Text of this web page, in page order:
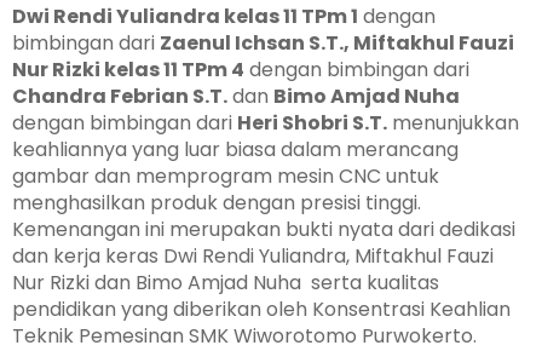
Dwi Rendi Yuliandra kelas 11 TPm 1 dengan
bimbingan dari Zaenul Ichsan S.T., Miftakhul Fauzi
Nur Rizki kelas 11 TPm 4 dengan bimbingan dari
Chandra Febrian S.T.dan Bimo Amjad Nuha
dengan bimbingan dari Heri Shobri S.T. menunjukkan
keahliannya yang luar biasa dalam merancang
gambar dan memprogram mesin CNC untuk
menghasilkan produk dengan presisi tinggi.
Kemenangan ini merupakan bukti nyata dari dedikasi
dan kerja keras Dwi Rendi Yuliandra, Miftakhul Fauzi
Nur Rizki dan Bimo Amjad Nuha serta kualitas
pendidikan yang diberikan oleh Konsentrasi Keahlian
Teknik Pemesinan SMK Wiworotomo Purwokerto.